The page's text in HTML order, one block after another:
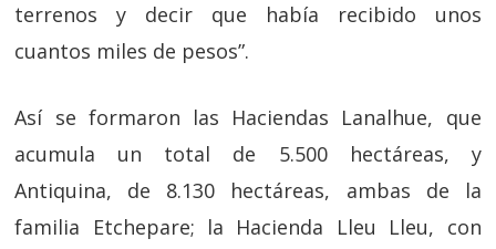
terrenos y decir que había recibido unos
cuantos miles de pesos”.
Así se formaron las Haciendas Lanalhue, que
acumula un total de 5.500 hectáreas, y
Antiquina, de 8.130 hectáreas, ambas de la
familia Etchepare; la Hacienda Lleu Lleu, con